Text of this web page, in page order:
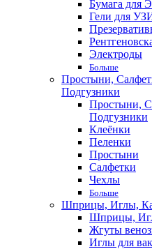
Бумага для
Гели для
Электроды
Больше
Простыни,
Подгузники
Простыни,
Подгузники
Клеёнки
Пеленки
Простыни
Салфетки
Чехлы
Больше
Шприцы, Иглы,
Шприцы,
Жгуты
Иглы для